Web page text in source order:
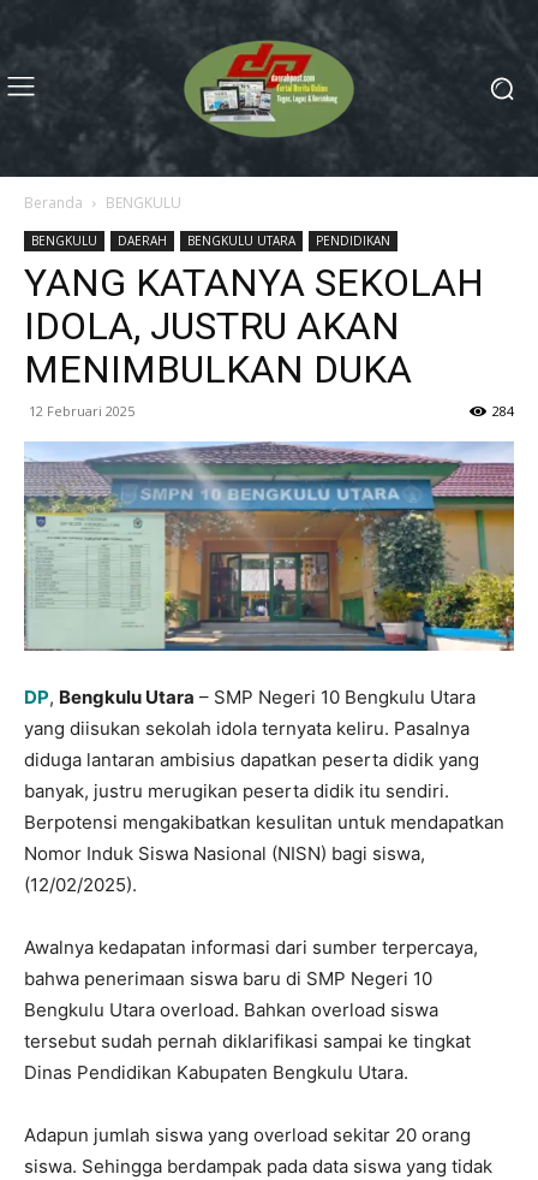
Beranda BENGKULU
BENGKULU DAERAH BENGKULU UTARA PENDIDIKAN
YANG KATANYA SEKOLAH
IDOLA, JUSTRU AKAN
MENIMBULKAN DUKA
12 Februari 2025 284
DP, Bengkulu Utara – SMP Negeri 10 Bengkulu Utara
yang diisukan sekolah idola ternyata keliru. Pasalnya
diduga lantaran ambisius dapatkan peserta didik yang
banyak, justru merugikan peserta didik itu sendiri.
Berpotensi mengakibatkan kesulitan untuk mendapatkan
Nomor Induk Siswa Nasional (NISN) bagi siswa,
(12/02/2025).
Awalnya kedapatan informasi dari sumber terpercaya,
bahwa penerimaan siswa baru di SMP Negeri 10
Bengkulu Utara overload. Bahkan overload siswa
tersebut sudah pernah diklarifikasi sampai ke tingkat
Dinas Pendidikan Kabupaten Bengkulu Utara.
Adapun jumlah siswa yang overload sekitar 20 orang
siswa. Sehingga berdampak pada data siswa yang tidak